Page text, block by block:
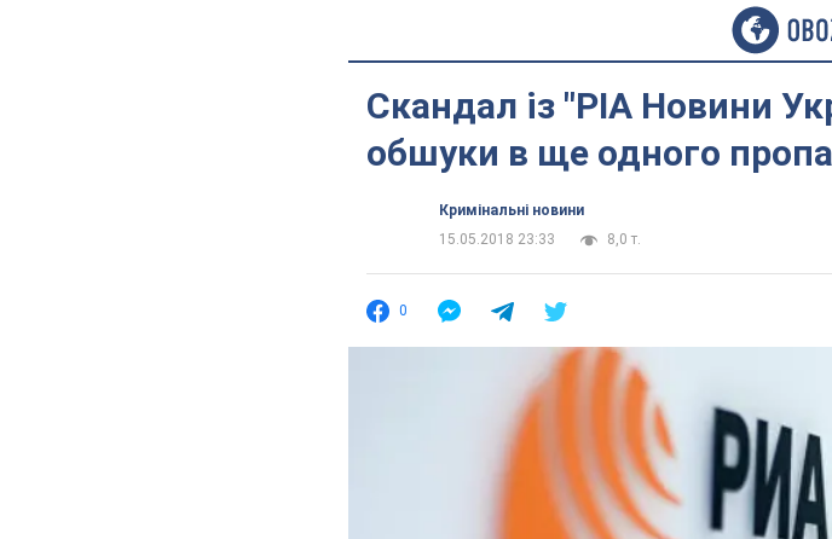
Скандал із "РІА Новини
обшуки в ще одного
Кримінальні новини
15.05.2018 23:33
8,0 т.
0